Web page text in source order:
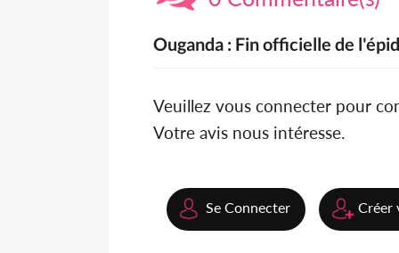
Ouganda : Fin officielle de
Veuillez vous connecter pour
Votre avis nous intéresse.
Se Connecter Créer